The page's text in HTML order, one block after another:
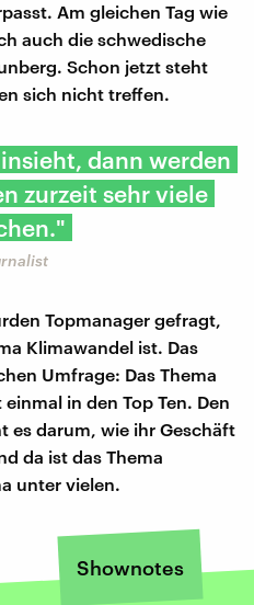
Am gleichen Tag wie
auch die schwedische
Schon jetzt steht
sich nicht treffen.
dann werden
zurzeit sehr viele
Topmanager gefragt,
Klimawandel ist. Das
Umfrage: Das Thema
in den Top Ten. Den
es darum, wie ihr Geschäft
da ist das Thema
unter vielen.
Shownotes